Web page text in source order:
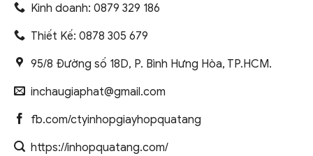
Kinh doanh: 0879 329 186
Thiết Kế: 0878 305 679
95/8 Đường số 18D, P. Bình Hưng Hòa, TP.HCM.
inchaugiaphat@gmail.com
fb.com/ctyinhopgiayhopquatang
https://inhopquatang.com/